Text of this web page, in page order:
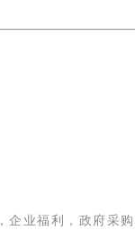
业福利，政府采购